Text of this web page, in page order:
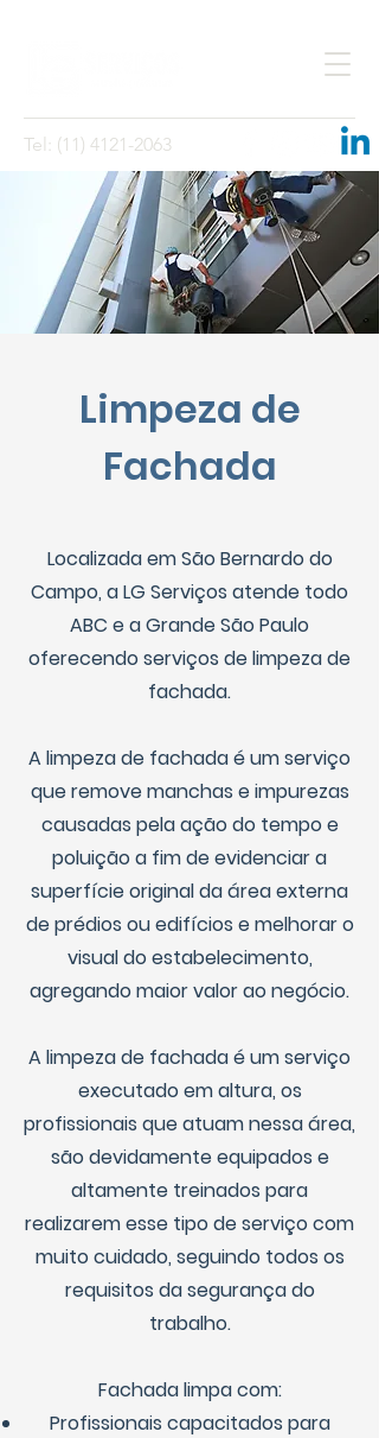
Tel: (11) 4121-2063
Limpeza de
Fachada
Localizada em São Bernardo do
Campo, a LG Serviços atende todo
ABC e a Grande São Paulo
oferecendo serviços de limpeza de
fachada.
A limpeza de fachada é um serviço
que remove manchas e impurezas
causadas pela ação do tempo e
poluição a fim de evidenciar a
superfície original da área externa
de prédios ou edifícios e melhorar o
visual do estabelecimento,
agregando maior valor ao negócio.
A limpeza de fachada é um serviço
executado em altura, os
profissionais que atuam nessa área,
são devidamente equipados e
altamente treinados para
realizarem esse tipo de serviço com
muito cuidado, seguindo todos os
requisitos da segurança do
trabalho.
Fachada limpa com:
Profissionais capacitados para